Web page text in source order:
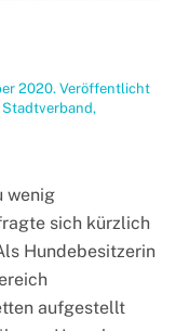
2020. Veröffentlicht
Stadtverband,
wenig
sich kürzlich
Hundebesitzerin
aufgestellt